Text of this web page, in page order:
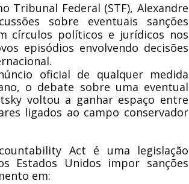
Tribunal Federal (STF), Alexandre
sobre eventuais sanções
círculos políticos e jurídicos nos
episódios envolvendo decisões
oficial de qualquer medida
o debate sobre uma eventual
voltou a ganhar espaço entre
ligados ao campo conservador
Act é uma legislação
Estados Unidos impor sanções
em: